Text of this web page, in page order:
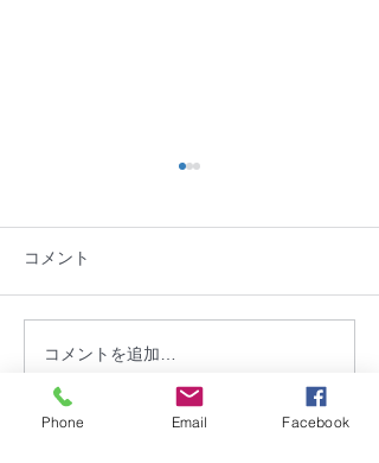
「第9回北上川フェスタIN
MORIOKA」が開催され
ます
コメント
コメントを追加…
Phone Email Facebook